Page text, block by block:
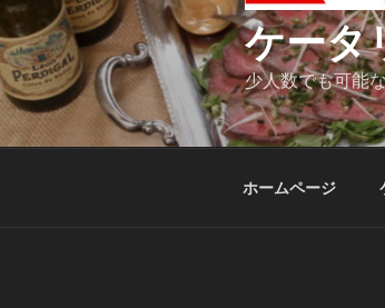
へ
ス
キ
ッ
プ
ケータ
少人数でも可能
ホームページ